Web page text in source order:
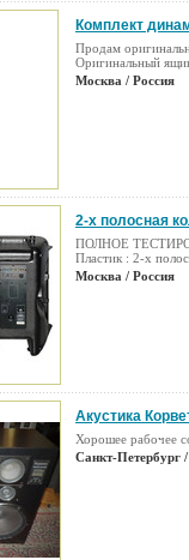
Комплект
Продам
Оригинальный
Москва / Россия
2-х полосная
ПОЛНОЕ
Пластик : 2-х
Москва / Россия
Акустика
Хорошее рабочее
Санкт-Петербург